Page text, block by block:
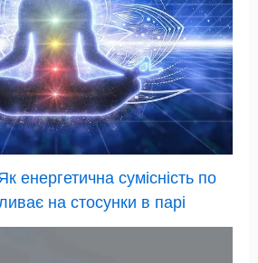
енергетична сумісність по
на стосунки в парі